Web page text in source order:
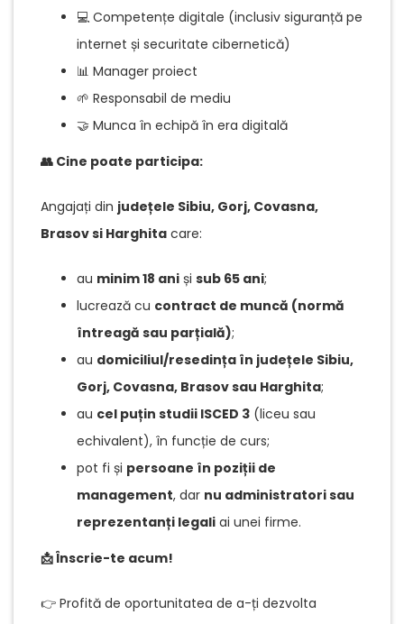
💻 Competențe digitale (inclusiv siguranță pe
internet și securitate cibernetică)
📊 Manager proiect
🌱 Responsabil de mediu
🤝 Munca în echipă în era digitală
👥 Cine poate participa:
Angajați din județele Sibiu, Gorj, Covasna,
Brasov si Harghita care:
au minim 18 ani și sub 65 ani;
lucrează cu contract de muncă (normă
întreagă sau parțială);
au domiciliul/resedința în județele Sibiu,
Gorj, Covasna, Brasov sau Harghita;
au cel puțin studii ISCED 3 (liceu sau
echivalent), în funcție de curs;
pot fi și persoane în poziții de
management, dar nu administratori sau
reprezentanți legali ai unei firme.
📩 Înscrie-te acum!
👉 Profită de oportunitatea de a-ți dezvolta